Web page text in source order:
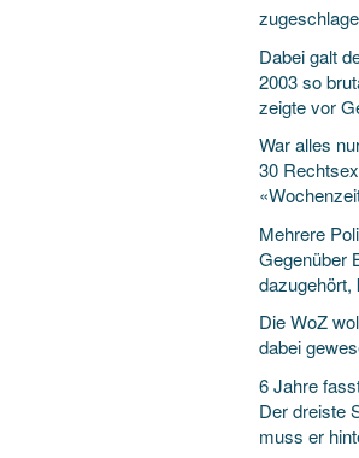
Dabei galt
2003 so
zeigte vor
War alles
30
Mehrere
Gegenüber
dazugehört,
Die WoZ
dabei
6 Jahre
Der dreiste
muss er